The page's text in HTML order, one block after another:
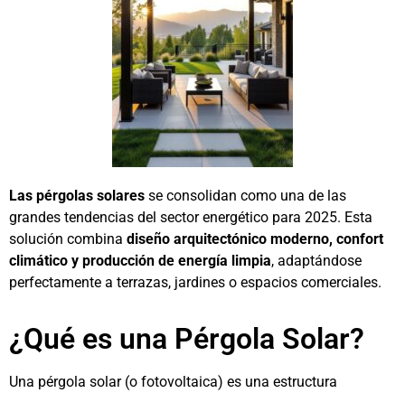
Las pérgolas solares se consolidan como una de las
grandes tendencias del sector energético para 2025. Esta
solución combina diseño arquitectónico moderno, confort
climático y producción de energía limpia, adaptándose
perfectamente a terrazas, jardines o espacios comerciales.
¿Qué es una Pérgola Solar?
Una pérgola solar (o fotovoltaica) es una estructura